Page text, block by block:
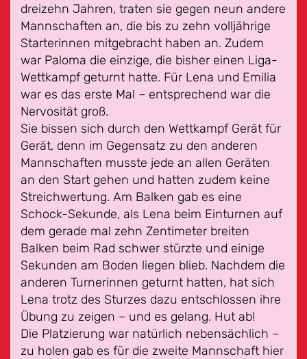
dreizehn Jahren, traten sie gegen neun andere
Mannschaften an, die bis zu zehn volljährige
Starterinnen mitgebracht haben an. Zudem
war Paloma die einzige, die bisher einen Liga-
Wettkampf geturnt hatte. Für Lena und Emilia
war es das erste Mal – entsprechend war die
Nervosität groß.
Sie bissen sich durch den Wettkampf Gerät für
Gerät, denn im Gegensatz zu den anderen
Mannschaften musste jede an allen Geräten
an den Start gehen und hatten zudem keine
Streichwertung. Am Balken gab es eine
Schock-Sekunde, als Lena beim Einturnen auf
dem gerade mal zehn Zentimeter breiten
Balken beim Rad schwer stürzte und einige
Sekunden am Boden liegen blieb. Nachdem die
anderen Turnerinnen geturnt hatten, hat sich
Lena trotz des Sturzes dazu entschlossen ihre
Übung zu zeigen – und es gelang. Hut ab!
Die Platzierung war natürlich nebensächlich –
zu holen gab es für die zweite Mannschaft hier